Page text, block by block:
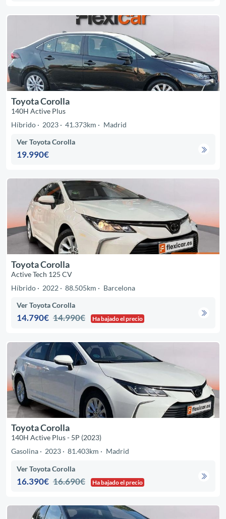
Toyota Corolla
140H Active Plus
Híbrido
2023 41.373km Madrid
Ver Toyota Corolla
19.990€
Toyota Corolla
Active Tech 125 CV
Híbrido
2022 88.505km Barcelona
Ver Toyota Corolla
14.790€ 14.990€ Ha bajado el precio
Toyota Corolla
140H Active Plus - 5P (2023)
Gasolina
2023 81.403km Madrid
Ver Toyota Corolla
16.390€ 16.690€ Ha bajado el precio